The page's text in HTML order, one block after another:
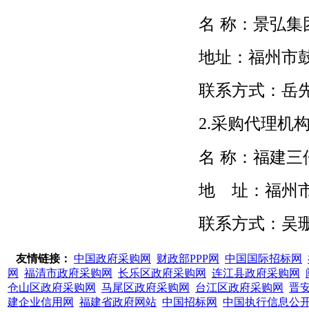
名 称：景弘集
地址：福州市
联系方式：岳
2.采购代理机
名 称：福建三
地 址：福州
联系方式：吴
友情链接： 中国政府采购网 财政部PPP网 中国国际招标网
网
福清市政府采购网 长乐区政府采购网 连江县政府采购网
仓山区政府采购网
马尾区政府采购网 台江区政府采购网
晋
建企业信用网
福建省政府网站 中国招标网
中国执行信息公